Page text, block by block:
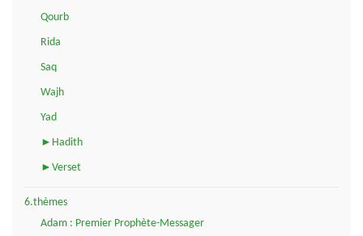
Qourb
Rida
Saq
Wajh
Yad
►Hadith
►Verset
6.thèmes
Adam : Premier Prophète-Messager